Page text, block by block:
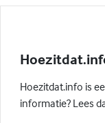
Hoezitdat.info is
informatie? Lees